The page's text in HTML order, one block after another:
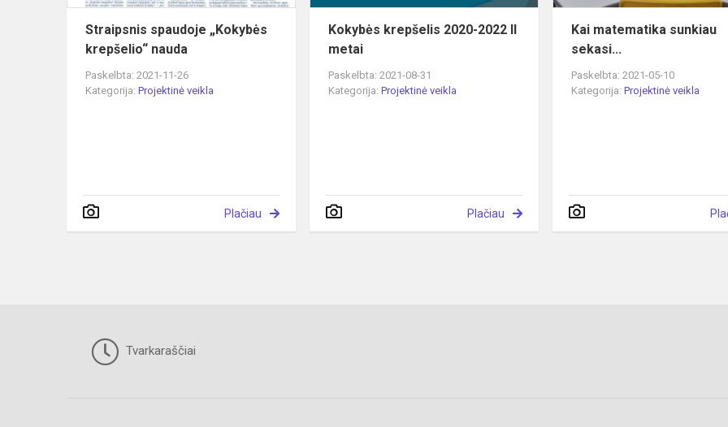
Straipsnis spaudoje „Kokybės
krepšelio“ nauda
Paskelbta: 2021-11-26
Kategorija: Projektinė veikla
Plačiau
Kokybės krepšelis 2020-2022 II
metai
Paskelbta: 2021-08-31
Kategorija:Projektinė veikla
Plačiau
Kai matematika sunkiau
sekasi...
Paskelbta: 2021-05-10
Kategorija:Projektinė veikla
Tvarkaraščiai